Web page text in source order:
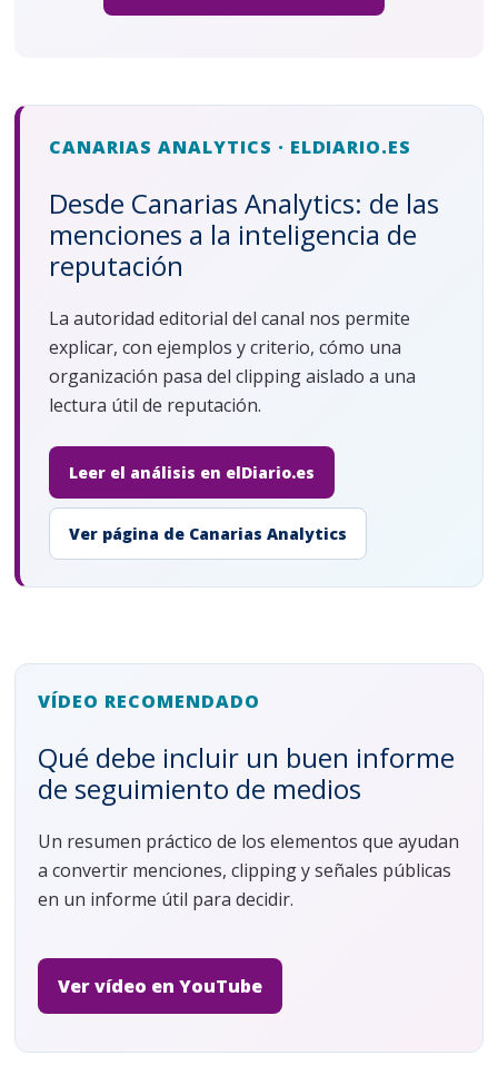
CANARIAS ANALYTICS · ELDIARIO.ES
Desde Canarias Analytics: de las
menciones a la inteligencia de
reputación
La autoridad editorial del canal nos permite
explicar, con ejemplos y criterio, cómo una
organización pasa del clipping aislado a una
lectura útil de reputación.
Leer el análisis en elDiario.es
Ver página de Canarias Analytics
VÍDEO RECOMENDADO
Qué debe incluir un buen informe
de seguimiento de medios
Un resumen práctico de los elementos que ayudan
a convertir menciones, clipping y señales públicas
en un informe útil para decidir.
Ver vídeo en YouTube